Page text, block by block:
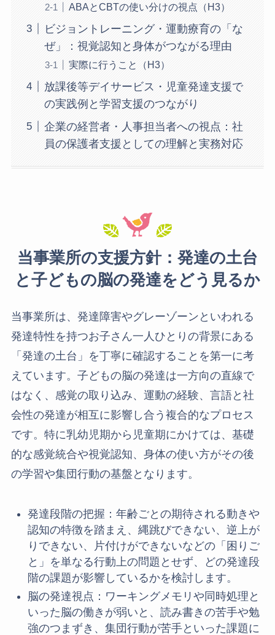
ABAとCBTの使い分けの視点（H3）
ビジョントレーニング・運動療育の「な
ぜ」：視覚認知と身体がつながる理由
実際に行うこと（H3）
放課後等デイサービス・児童発達支援で
の実践例と学習支援のつながり
企業の経営者・人事担当者への視点：社
員の保護者支援としての理解と実務対応
当事業所の支援方針：発達の土台
と子どもの脳の発達をどう見るか
当事業所は、発達障害やグレーゾーンといわれる
発達特性を持つお子さん一人ひとりの背景にある
「発達の土台」を丁寧に確認することを第一に考
えています。子どもの脳の発達は一方向の直線で
はなく、感覚の取り込み、運動の経験、言語と社
会性の発達が相互に影響し合う複合的なプロセス
です。特に乳幼児期から児童期にかけては、基礎
的な感覚統合や視覚認知、身体の使い方がその後
の学習や集団行動の基盤となります。
発達段階の把握：年齢ごとの期待される動きや
認知の特徴を踏まえ、縄跳びできない、逆上が
りできない、片付けができないなどの「困りご
と」を単なる行動上の問題とせず、どの発達段
階の課題が影響しているかを検討します。
脳の発達視点：ワーキングメモリや同時処理と
いった脳の働きが弱いと、読み書きの苦手や勉
強のつまずき、集団行動が苦手といった課題に